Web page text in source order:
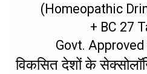
(Homeopathic
+ BC 27
Govt.
विकसित देशों के